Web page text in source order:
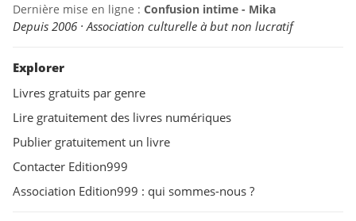
Dernière mise en ligne : Confusion intime - Mika
Depuis 2006 · Association culturelle à but non lucratif
Explorer
Livres gratuits par genre
Lire gratuitement des livres numériques
Publier gratuitement un livre
Contacter Edition999
Association Edition999 : qui sommes-nous ?